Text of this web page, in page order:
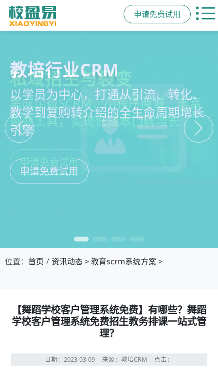
申请免费试用
智能销售漏斗
线索自动分配、标准化跟单、试听转
化分析，打造高绩效招生团队
申请免费试用
精细化客户运营
360°学员画像、自动化服务流程、智
能续费预警，深度挖掘学员长期价值
申请免费试用
私域招生与裂变
集成企微SCRM、小程序商城、丰富
裂变工具，实现低成本口碑增长
申请免费试用
教培行业CRM
以学员为中心，打通从引流、转化、
教学到复购转介绍的全生命周期增长
引擎
申请免费试用
位置： 首页 资讯动态>教育scrm系统方案>
【舞蹈学校客户管理系统免费】有哪些？舞蹈
学校客户管理系统免费招生教务排课一站式管
理？
日期：2023-03-09 来源：教培CRM 点击：